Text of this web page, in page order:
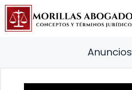
Saltar
contenido
Anuncios